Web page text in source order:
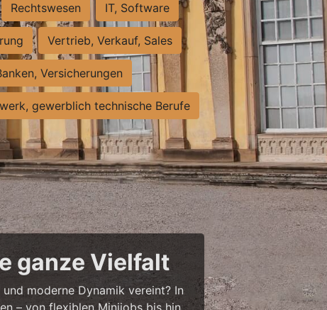
Rechtswesen IT, Software
Vertrieb, Verkauf, Sales
Versicherungen
gewerblich technische Berufe
ganze Vielfalt
moderne Dynamik vereint? In